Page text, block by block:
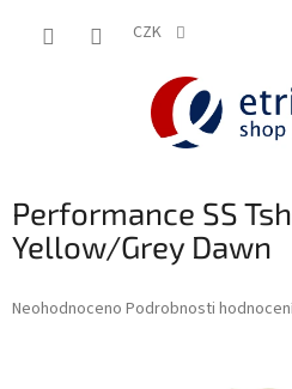
CZK
Performance SS
Yellow/Grey Dawn
Průměrné
Neohodnoceno Podrobnosti
shop.etriatlon.cz - Chat